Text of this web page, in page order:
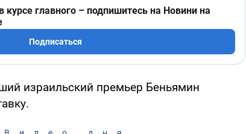
курсе главного – подпишитесь на Новини на
Подписаться
израильский премьер Беньямин